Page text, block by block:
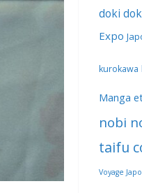
doki
Expo
kurokawa
Manga
nobi
taifu
Voyage